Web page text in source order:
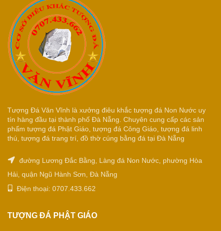
Tượng Đá Văn Vĩnh là xưởng điêu khắc tượng đá Non Nước uy
tín hàng đầu tại thành phố Đà Nẵng. Chuyên cung cấp các sản
phẩm tượng đá Phật Giáo, tượng đá Công Giáo, tượng đá linh
thú, tượng đá trang trí, đồ thờ cúng bằng đá tại Đà Nẵng
đường Lương Đắc Bằng, Làng đá Non Nước, phường Hòa
Hải, quận Ngũ Hành Sơn, Đà Nẵng
Điện thoại: 0707.433.662
TƯỢNG ĐÁ PHẬT GIÁO